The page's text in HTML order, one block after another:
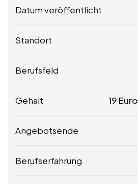
Datum veröffentlicht
Standort
Berufsfeld
Gehalt 19 Euro
Angebotsende
Berufserfahrung